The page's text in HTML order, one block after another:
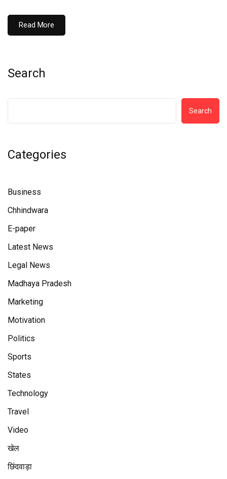
Read More
Search
Search
Categories
Business
Chhindwara
E-paper
Latest News
Legal News
Madhaya Pradesh
Marketing
Motivation
Politics
Sports
States
Technology
Travel
Video
खेल
छिंदवाड़ा